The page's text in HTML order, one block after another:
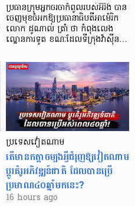
ប្រធានក្រុមអ្នកចរចាកំពូលរបស់អ៊ីរ៉ង់ បាន
ចេញមុខចំអកឱ្យប្រធានាធិបតីអាម៉េរិក
លោក ដូណាល់ ត្រាំ ថា កំពុងលេង
ល្ខោនការទូត ខណៈដែលទីក្រុងវ៉ាស៊ីន…
ប្រទេសវៀតណាម
តើមានកត្តាចម្បងអ្វីជំរុញឱ្យវៀតណាម
ប្តូរគំរូអភិវឌ្ឍន៍ជាតិ ដែលបានប្រើ
ប្រមាណ៤០ឆ្នាំមកនេះ?
16 hours ago